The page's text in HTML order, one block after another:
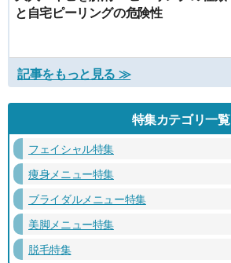
と自宅ピーリングの危険性
記事をもっと見る ≫
特集カテゴリ一覧
フェイシャル特集
痩身メニュー特集
ブライダルメニュー特集
美脚メニュー特集
脱毛特集